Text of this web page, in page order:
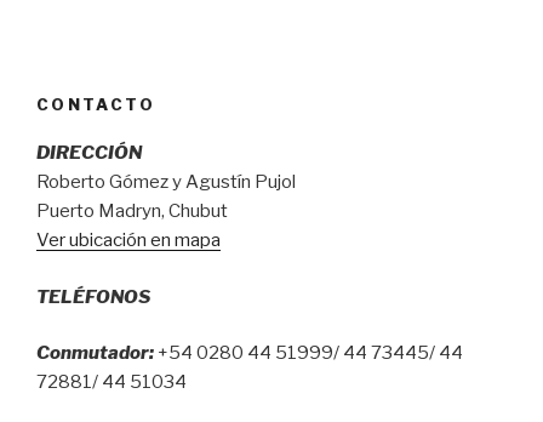
CONTACTO
DIRECCIÓN
Roberto Gómez y Agustín Pujol
Puerto Madryn, Chubut
Ver ubicación en mapa
TELÉFONOS
Conmutador: +54 0280 44 51999/ 44 73445/ 44
72881/ 44 51034